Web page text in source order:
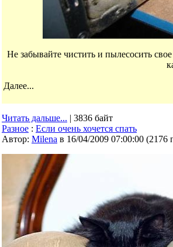
Не забывайте чистить и пылесосить
Далее...
Читать дальше... | 3836 байт
Разное : Если очень хочется спать
Автор: Milena в 16/04/2009 07:00:00 (2176